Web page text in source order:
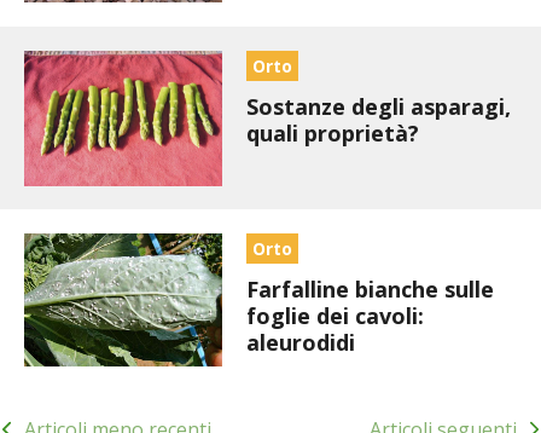
THERMACELL
TAP TRAP
IL MIO ORTO
ANIMALI UMANI E NON UMANI
IL MIO 2025
COLTIVARE L’OLIVO
Orto
Sostanze degli asparagi,
quali proprietà?
Orto
Farfalline bianche sulle
foglie dei cavoli:
aleurodidi